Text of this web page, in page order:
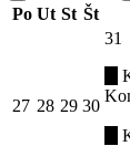
Po Ut St Št
27 28 29 30
31